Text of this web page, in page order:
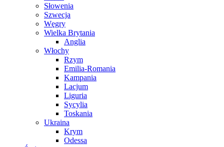
Słowenia
Szwecja
Węgry
Wielka Brytania
Anglia
Włochy
Rzym
Emilia-Romania
Kampania
Lacjum
Liguria
Sycylia
Toskania
Ukraina
Krym
Odessa